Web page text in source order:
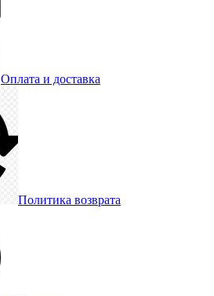
Оплата и доставка
Политика возврата